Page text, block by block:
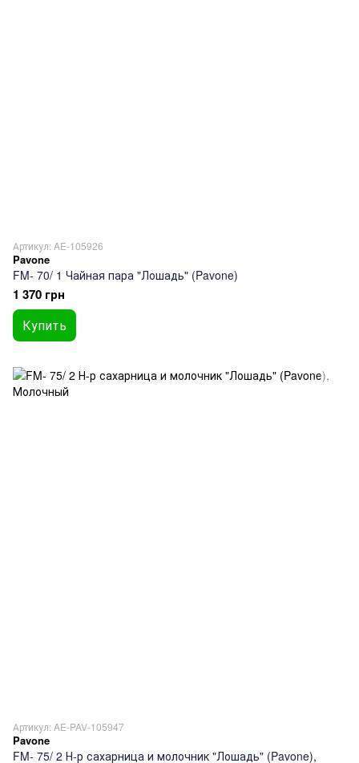
Артикул: AE-105926
Pavone
FM- 70/ 1 Чайная пара "Лошадь" (Pavone)
1 370 грн
Купить
Артикул: AE-PAV-105947
Pavone
FM- 75/ 2 Н-р сахарница и молочник "Лошадь" (Pavone),